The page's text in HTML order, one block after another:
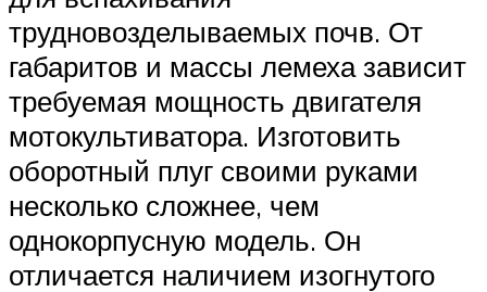
трудновозделываемых почв. От
габаритов и массы лемеха зависит
требуемая мощность двигателя
мотокультиватора. Изготовить
оборотный плуг своими руками
несколько сложнее, чем
однокорпусную модель. Он
отличается наличием изогнутого